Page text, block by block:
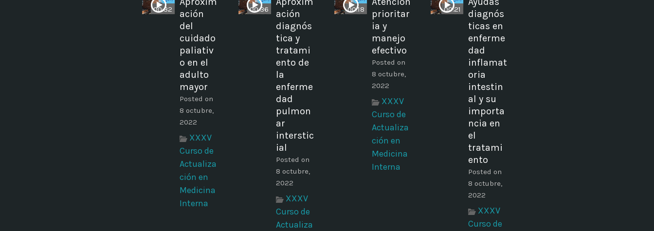
00:32
ación
del
cuidado
paliativ
o en el
adulto
mayor
Posted on
8 octubre,
2022
XXXV
Curso de
Actualiza
ción en
Medicina
Interna
00:36
ación
diagnós
tica y
tratami
ento de
la
enferme
dad
pulmon
ar
interstic
ial
Posted on
8 octubre,
2022
XXXV
Curso de
Actualiza
00:18
prioritar
ia y
manejo
efectivo
Posted on
8 octubre,
2022
XXXV
Curso de
Actualiza
ción en
Medicina
Interna
00:21
diagnós
ticas en
enferme
dad
inflamat
oria
intestin
al y su
importa
ncia en
el
tratami
ento
Posted on
8 octubre,
2022
XXXV
Curso de